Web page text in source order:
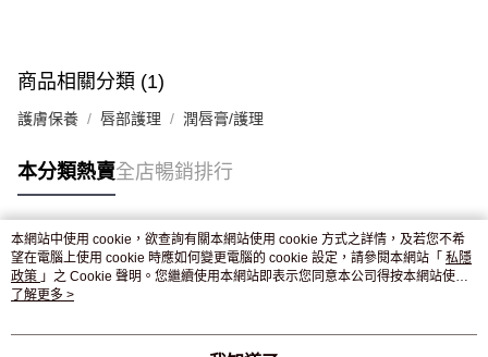
付款後門市自取，訂單確認後2-4個工作天到店，7天內取。逾期後
商品相關分類 (1)
護膚保養 唇部護理 潤唇膏/護理
本分類熱賣全店暢銷排行
熱門標籤
熱銷排行
本網站中使用 cookie，欲查詢有關本網站使用 cookie 方式之詳情，及若您不希
望在電腦上使用 cookie 時應如何變更電腦的 cookie 設定，請參閱本網站「 私隱
政策 」之 Cookie 聲明。您繼續使用本網站即表示您同意本公司得按本網站使用
條款之 Cookie 聲明使用 cookie。
了解更多 >